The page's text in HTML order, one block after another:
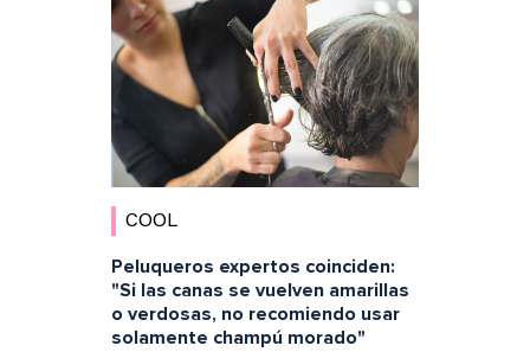
COOL
Peluqueros expertos coinciden:
"Si las canas se vuelven amarillas
o verdosas, no recomiendo usar
solamente champú morado"